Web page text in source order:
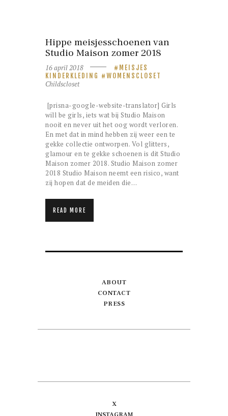
Hippe meisjesschoenen van
Studio Maison zomer 2018
16 april 2018
MEISJES
KINDERKLEDING
WOMENSCLOSET
Childscloset
[prisna-google-website-translator] Girls
will be girls, iets wat bij Studio Maison
nooit en never uit het oog wordt verloren.
En met dat in mind hebben zij weer een te
gekke collectie ontworpen. Vol glitters,
glamour en te gekke schoenen is dit Studio
Maison zomer 2018. Studio Maison zomer
2018 Studio Maison neemt een risico, want
zij hopen dat de meiden die…
READ MORE
ABOUT
CONTACT
PRESS
X